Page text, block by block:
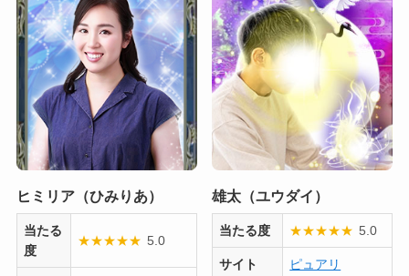
ヒミリア（ひみりあ）
当たる
度
★★★★★ 5.0
雄太（ユウダイ）
当たる度 ★★★★★ 5.0
サイト ピュアリ